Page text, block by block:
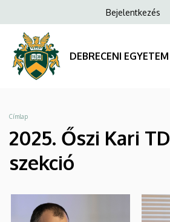
DEBRECENI
EGYETEM
a
tartalomra
Anonim
menüje
Bejelentkezés
DEBRECENI EGYETEM
Morzsa
Címlap
2025. Őszi Kari
szekció